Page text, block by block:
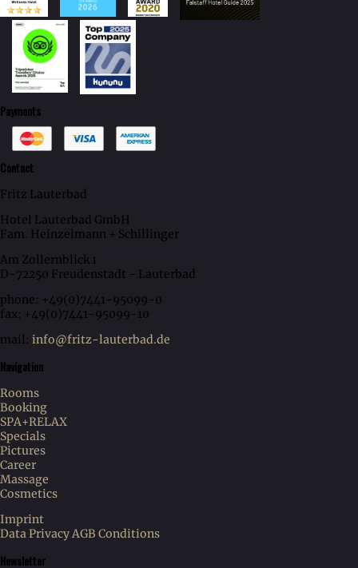
Payments
Contact
Fritz Lauterbad
Hotel Lauterbad GmbH
Fam. Heinzelmann + Schillinger
Am Zollernblick 1
D-72250 Freudenstadt - Lauterbad
phone: +49(0)7441-95099-0
fax: +49(0)7441-95099-10
mail: info@fritz-lauterbad.de
Navigation
Rooms
Booking
SPA+RELAX
Specials
Pictures
Career
Massage
Cosmetics
Imprint
Data PrivacyAGB Conditions
Newsletter